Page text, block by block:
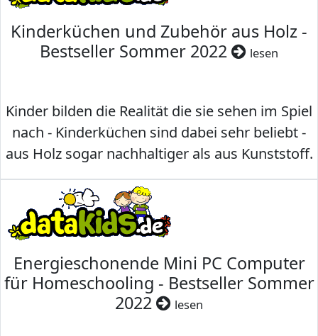
Kinderküchen und Zubehör aus Holz -
Bestseller Sommer 2022
lesen
Kinder bilden die Realität die sie sehen im Spiel
nach - Kinderküchen sind dabei sehr beliebt -
aus Holz sogar nachhaltiger als aus Kunststoff.
Energieschonende Mini PC Computer
für Homeschooling - Bestseller Sommer
2022
lesen